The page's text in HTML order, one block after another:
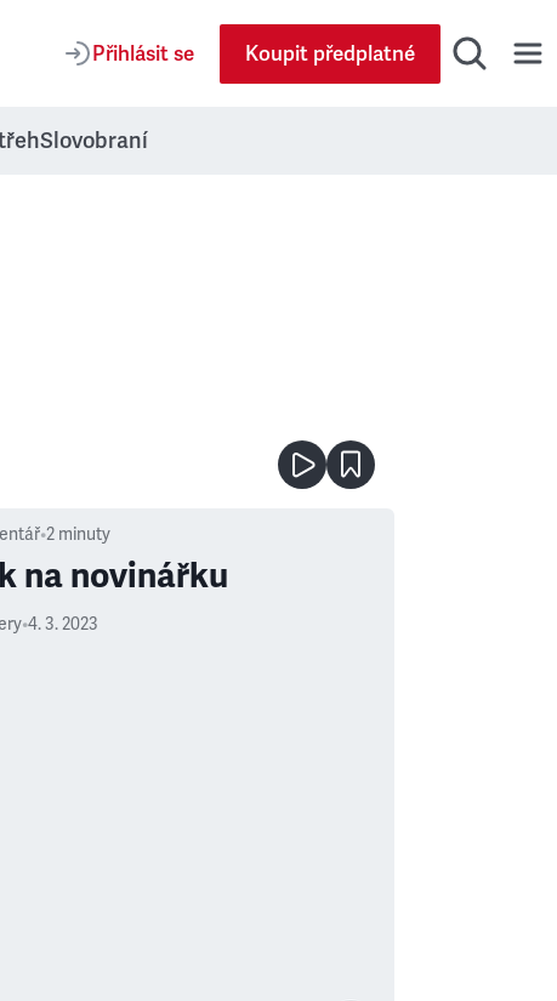
Přihlásit se Koupit předplatné
Slovobraní
•2 minuty
na novinářku
•4. 3. 2023